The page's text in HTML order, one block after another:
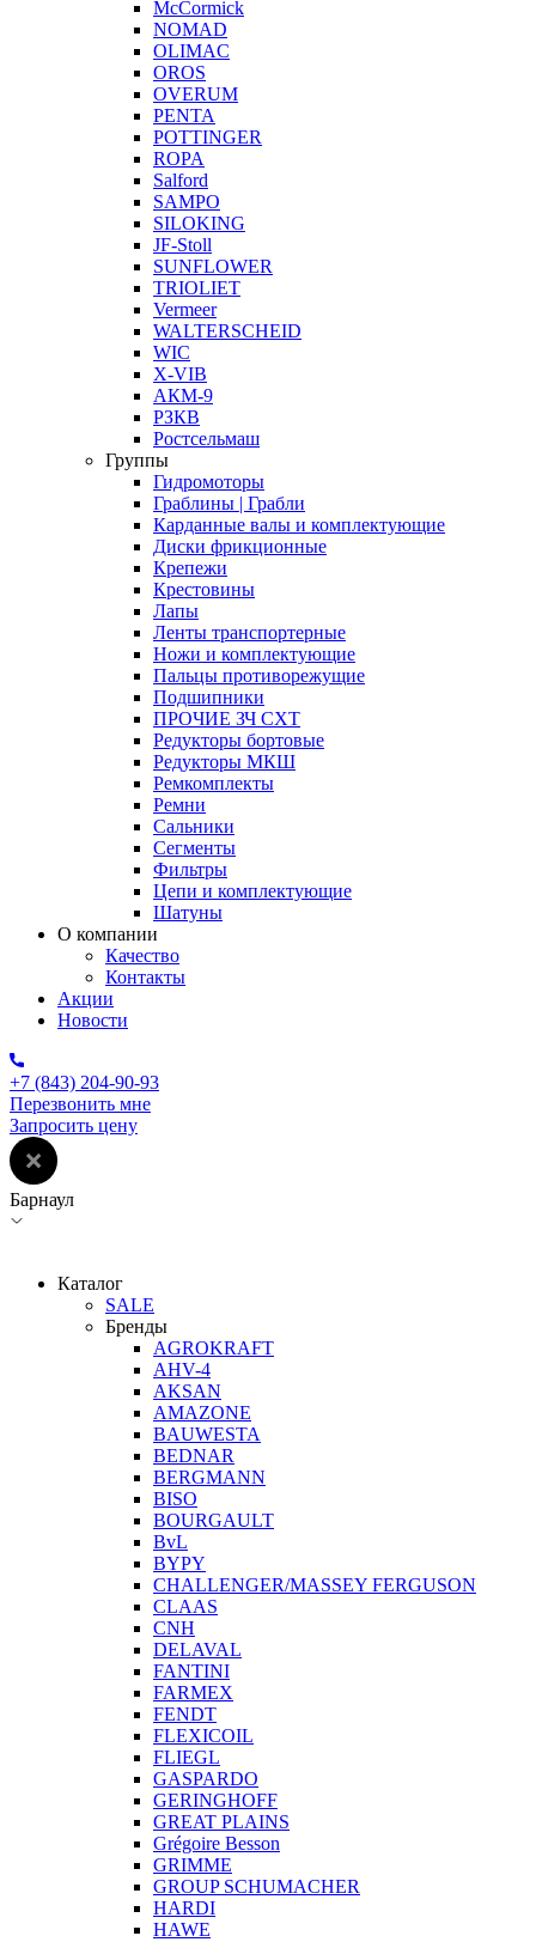
McCormick
NOMAD
OLIMAC
OROS
OVERUM
PENTA
POTTINGER
ROPA
Salford
SAMPO
SILOKING
JF-Stoll
SUNFLOWER
TRIOLIET
Vermeer
WALTERSCHEID
WIC
X-VIB
АКМ-9
РЗКВ
Ростсельмаш
Группы
Гидромоторы
Граблины | Грабли
Карданные валы и комплектующие
Диски фрикционные
Крепежи
Крестовины
Лапы
Ленты транспортерные
Ножи и комплектующие
Пальцы противорежущие
Подшипники
ПРОЧИЕ ЗЧ СХТ
Редукторы бортовые
Редукторы МКШ
Ремкомплекты
Ремни
Сальники
Сегменты
Фильтры
Цепи и комплектующие
Шатуны
О компании
Качество
Контакты
Акции
Новости
+7 (843) 204-90-93
Перезвонить мне
Запросить цену
Барнаул
Каталог
SALE
Бренды
AGROKRAFT
AHV-4
AKSAN
AMAZONE
BAUWESTA
BEDNAR
BERGMANN
BISO
BOURGAULT
BvL
BYPY
CHALLENGER/MASSEY FERGUSON
CLAAS
CNH
DELAVAL
FANTINI
FARMEX
FENDT
FLEXICOIL
FLIEGL
GASPARDO
GERINGHOFF
GREAT PLAINS
Grégoire Besson
GRIMME
GROUP SCHUMACHER
HARDI
HAWE